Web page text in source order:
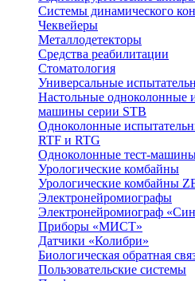
Системы динамического
Чеквейеры
Металлодетекторы
Средства реабилитации
Стоматология
Универсальные
Настольные одноколонные
машины серии STB
Одноколонные
RTF и RTG
Одноколонные тест-
Урологические комбайны
Урологические комбайны
Электронейромиографы
Электронейромиограф
Приборы «МИСТ»
Датчики «Колибри»
Биологическая обратная
Пользовательские системы